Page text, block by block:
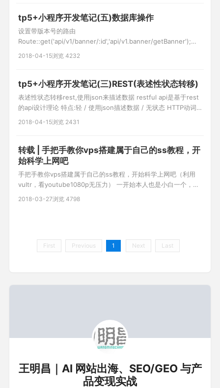
tp5+小程序开发笔记(五)数据库操作
设置带版本号的路由
Route::get('api/v1/banner/:id','api/v1.banner/getBanner');
1.tp5原生sql use think\Db; Db::query("select * from user
2018-04-15浏览 4232
tp5+小程序开发笔记(三)REST(表述性状态转移)
表述性状态转移rest,使用json来描述数据 restful api是基于rest
的api设计理论 特点:轻 / 使用json描述数据 / 无状态 HTTP动词
POST:创建 PUT:更新 GET:查新 DELETE:删除 状态码: 404资源
2018-04-15浏览 2431
转载 | 手把手教你vps搭建属于自己的ss教程，开
始科学上网吧
手把手教你vps搭建属于自己的ss教程，开始科学上网吧（利用
vultr，看youtube1080p无压力） ​​一开始本人也是小白一个，但
是之前用过各种fq方法，都不是很理想，前些天终于开始搭建自
2018-03-27浏览 4798
First Previous 1 Next Last
王明昌｜AI 网站出海、SEO/GEO 与产
品变现实战